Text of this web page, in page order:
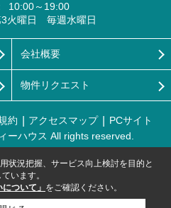
10:00～19:00
3火曜日 毎週水曜日
会社概要
物件リクエスト
約 アクセスマップ
PCサイト
ーハウス All rights reserved.
状況把握、サービス向上検討を目的と
います。
ついて」 をご確認ください。